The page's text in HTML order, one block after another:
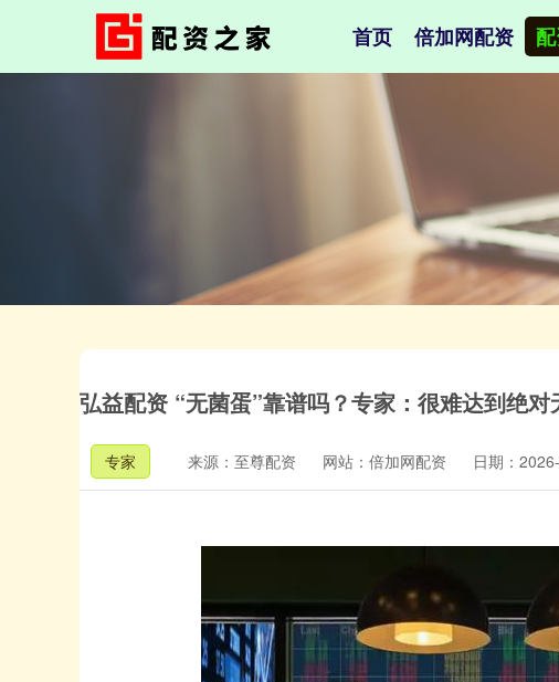
首页 倍加网配资
弘益配资 “无菌蛋”靠谱吗？专家：很难达到绝
专家 来源：至尊配资 网站：倍加网配资 日期：